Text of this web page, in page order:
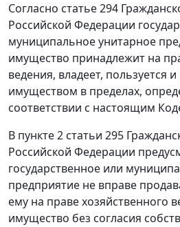
Согласно статье 294
Российской Федерации
муниципальное унитарное
имущество принадлежит на
ведения, владеет, пользуется
имуществом в пределах,
соответствии с настоящим
В пункте 2 статьи 295
Российской Федерации
государственное или
предприятие не вправе
ему на праве хозяйственного
имущество без согласия